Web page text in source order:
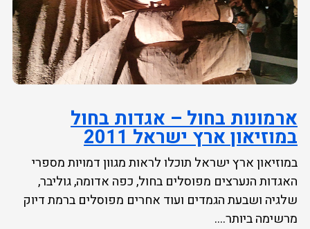
ארמונות בחול – אגדות בחול
במוזיאון ארץ ישראל 2011
במוזיאון ארץ ישראל תוכלו לראות מגוון דמויות מספרי
האגדות הנערצים מפוסלים בחול, כפה אדומה, גוליבר,
שלגיה ושבעת הגמדים ועוד אחרים מפוסלים ברמת דיוק
מרשימה ביותר....